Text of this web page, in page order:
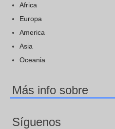
Africa
Europa
America
Asia
Oceania
Más info sobre
Síguenos